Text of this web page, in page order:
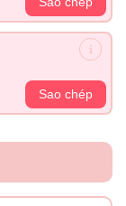
Sao chép